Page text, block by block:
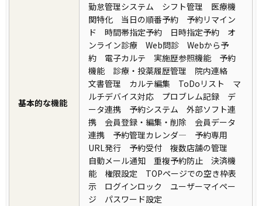
基本的な機能
勤怠管理システム シフト管理 医療機
関特化 当日の順番予約 予約リマイン
ド 時間帯指定予約 日時指定予約 オ
ンライン診療 Web問診 Webから予
約 電子カルテ 実施歴参照機能 予約
機能 診療・投薬履歴管理 院内連絡
文書管理 カルテ編集 ToDoリスト マ
ルチデバイス対応 プロブレム記録 デ
ータ連携 予約システム 外部ソフト連
携 会員登録・編集・削除 会員データ
連携 予約管理カレンダ― 予約専用
URL発行 予約受付 複数店舗の管理
自動メール通知 重複予約防止 決済機
能 権限設定 TOPページでの空き枠表
示 ログインロック ユーザーマイペー
ジ パスワード設定